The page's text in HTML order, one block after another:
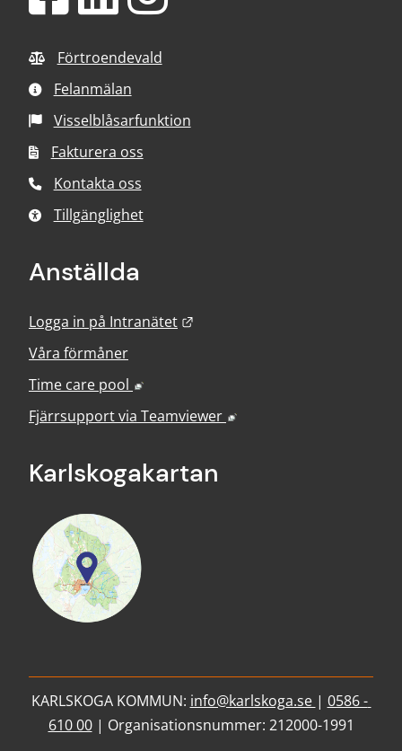
Förtroendevald
Felanmälan
Visselblåsarfunktion
Fakturera oss
Kontakta oss
Tillgänglighet
Anställda
Logga in på Intranätet
Våra förmåner
Time care pool
Länk till annan webbplats, öppnas i
Fjärrsupport via Teamviewer Länk till annan
Karlskoga­kartan
KARLSKOGA KOMMUN: info@karlskoga.se | 0586 -
610 00 | Organisationsnummer: 212000-1991